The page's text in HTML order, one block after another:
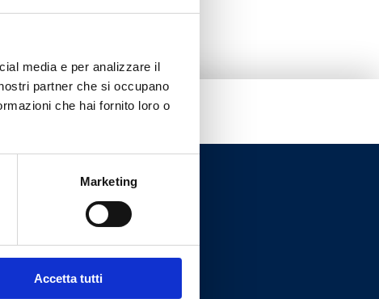
media e per analizzare il
partner che si occupano
che hai fornito loro o
Marketing
Accetta tutti